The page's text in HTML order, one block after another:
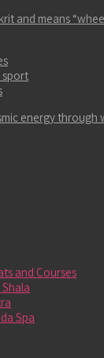
and means
sport
energy through
and Courses
Shala
Spa